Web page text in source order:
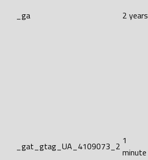
_ga 2 years
_gat_gtag_UA_4109073_2 1
minute